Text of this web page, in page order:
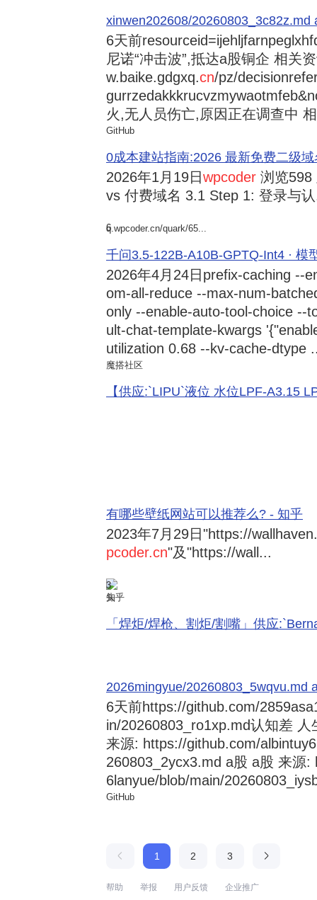
xinwen202608/20260803_3c82z.md
6天前
尼诺“冲击波”,抵达a股铜企 相关
w.baike.gdgxq.cn/pz/
火,无人员伤亡,原因正在调查中
GitHub
0成本建站指南:2026 最新免费二级
2026年1月19日wpcoder 浏览598
vs 付费域名 3.1 Step 1: 登录与
6
q.wpcoder.cn/quark/65...
千问3.5-122B-A10B-GPTQ-Int4 · 模
2026年4月24日 prefix-caching --
om-all-reduce --max-num-
only --enable-auto-tool-choice --
ult-chat-template-kwargs
utilization 0.68 --kv-cache-dtype
魔搭社区
【供应:`LIPU`液位 水位LPF-A3.15
有哪些壁纸网站可以推荐么? - 知乎
2023年7月29日 "https://
pcoder.cn"及"https://wall...
3
知乎
「焊炬/焊枪、割炬/割嘴」供应
2026mingyue/20260803_5wqvu.md
6天前https://github.com/
in/20260803_ro1xp.md认知差
来源: https://github.com/
260803_2ycx3.md a股 a股 来源
6lanyue/blob/main/
GitHub
1 2 3
帮助 举报 用户反馈 企业推广